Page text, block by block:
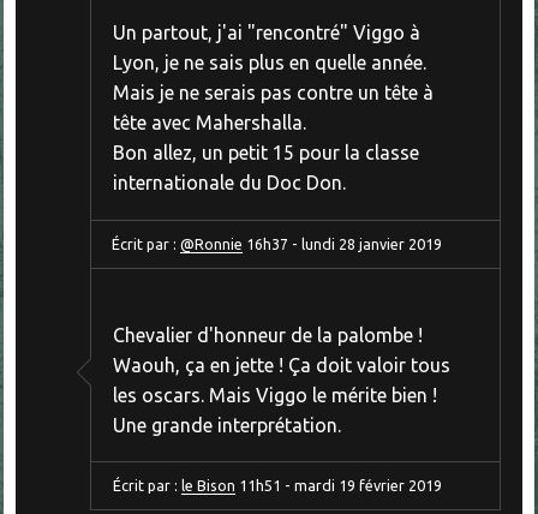
Un partout, j'ai "rencontré" Viggo à
Lyon, je ne sais plus en quelle année.
Mais je ne serais pas contre un tête à
tête avec Mahershalla.
Bon allez, un petit 15 pour la classe
internationale du Doc Don.
Écrit par :@Ronnie 16h37 -lundi 28 janvier 2019
Chevalier d'honneur de la palombe !
Waouh, ça en jette ! Ça doit valoir tous
les oscars. Mais Viggo le mérite bien !
Une grande interprétation.
Écrit par : le Bison 11h51 - mardi 19 février 2019